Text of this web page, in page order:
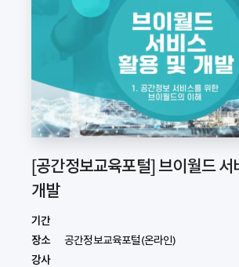
[공간정보교육포털] 브이월드 서
개발
기간
장소
공간정보교육포털(온라인)
강사